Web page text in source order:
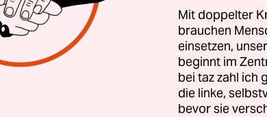
Straftaten“.
Der Fall der Saudi-Frau offenbart,wie
„womens empowerment“ meint,das zu
2030“ gehört, mit der Kronprinz
facto-Monarch des arabischen
Mit doppelter
brauchen
einsetzen,
beginnt im
bei taz zahl ich
die linke,
bevor sie